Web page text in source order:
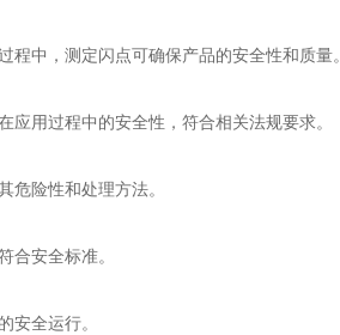
中，测定闪点可确保产品的安全性和质量。
用过程中的安全性，符合相关法规要求。
危险性和处理方法。
合安全标准。
安全运行。